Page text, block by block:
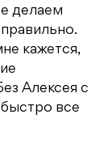
делаем
кажется,
Алексея с
все